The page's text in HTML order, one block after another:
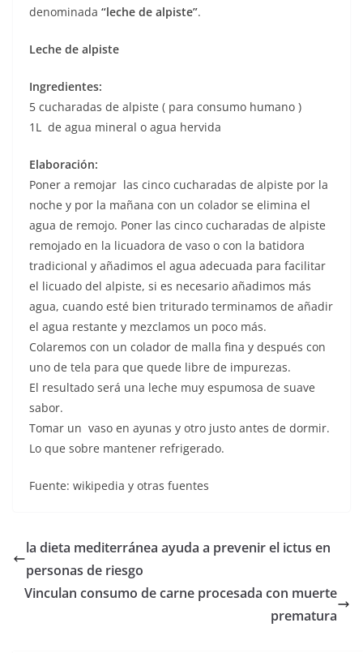
denominada “leche de alpiste”.
Leche de alpiste
Ingredientes:
5 cucharadas de alpiste ( para consumo humano )
1L de agua mineral o agua hervida
Elaboración:
Poner a remojar las cinco cucharadas de alpiste por la
noche y por la mañana con un colador se elimina el
agua de remojo. Poner las cinco cucharadas de alpiste
remojado en la licuadora de vaso o con la batidora
tradicional y añadimos el agua adecuada para facilitar
el licuado del alpiste, si es necesario añadimos más
agua, cuando esté bien triturado terminamos de añadir
el agua restante y mezclamos un poco más.
Colaremos con un colador de malla fina y después con
uno de tela para que quede libre de impurezas.
El resultado será una leche muy espumosa de suave
sabor.
Tomar un vaso en ayunas y otro justo antes de dormir.
Lo que sobre mantener refrigerado.
Fuente: wikipedia y otras fuentes
la dieta mediterránea ayuda a prevenir el ictus en
personas de riesgo
Vinculan consumo de carne procesada con muerte
prematura